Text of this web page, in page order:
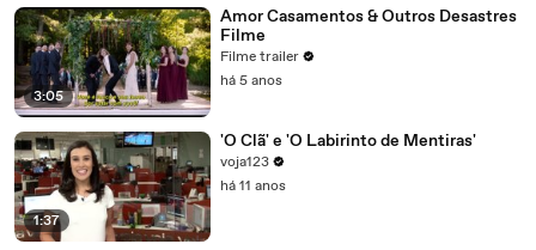
3:05
Amor Casamentos & Outros Desastres
Filme
Filme trailer
há 5 anos
1:37
'O Clã' e 'O Labirinto de Mentiras'
voja123
há 11 anos